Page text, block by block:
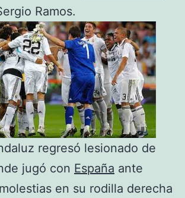
Ramos.
regresó lesionado de
jugó con España ante
en su rodilla derecha